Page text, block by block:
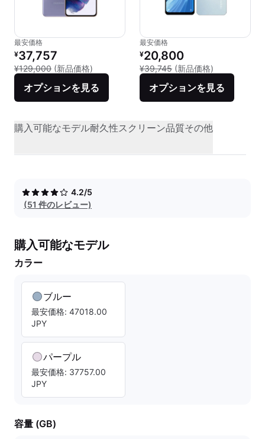
最安価格
リファービッシュ品の価格：
¥37,757
¥129,000 (新品価格) 新品との比較：¥129,000
オプションを見る
最安価格
リファービッシュ品の価格：
¥20,800
¥39,745 (新品価格)
オプションを見る
購入可能なモデル耐久性スクリーン品質その他
4.2/5
(51 件のレビュー)
購入可能なモデル
カラー
ブルー
最安価格: 47018.00
JPY
パープル
最安価格: 37757.00
JPY
容量 (GB)